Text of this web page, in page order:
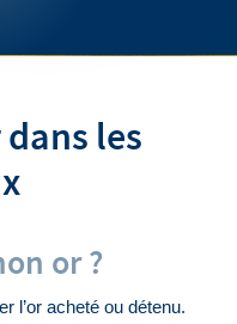
les
or ?
l’or acheté ou détenu.